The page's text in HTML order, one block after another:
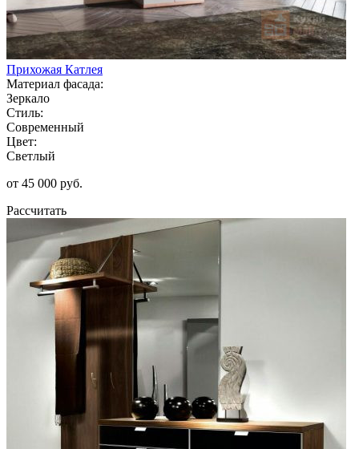
Прихожая Катлея
Материал фасада:
Зеркало
Стиль:
Современный
Цвет:
Светлый
от 45 000 руб.
Рассчитать